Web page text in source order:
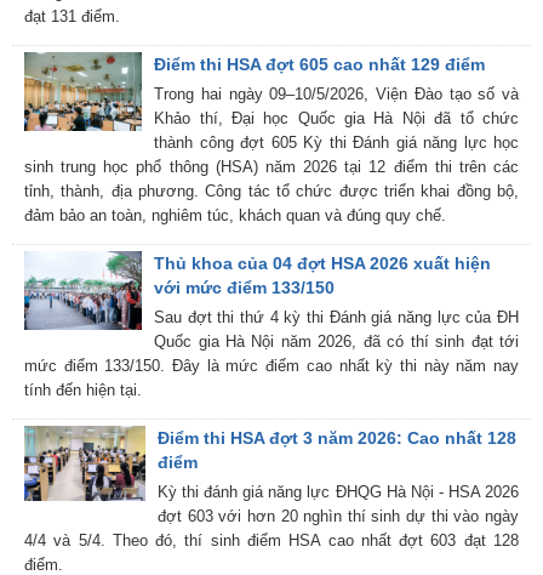
đạt 131 điểm.
Điểm thi HSA đợt 605 cao nhất 129 điểm
Trong hai ngày 09–10/5/2026, Viện Đào tạo số và
Khảo thí, Đại học Quốc gia Hà Nội đã tổ chức
thành công đợt 605 Kỳ thi Đánh giá năng lực học
sinh trung học phổ thông (HSA) năm 2026 tại 12 điểm thi trên các
tỉnh, thành, địa phương. Công tác tổ chức được triển khai đồng bộ,
đảm bảo an toàn, nghiêm túc, khách quan và đúng quy chế.
Thủ khoa của 04 đợt HSA 2026 xuất hiện
với mức điểm 133/150
Sau đợt thi thứ 4 kỳ thi Đánh giá năng lực của ĐH
Quốc gia Hà Nội năm 2026, đã có thí sinh đạt tới
mức điểm 133/150. Đây là mức điểm cao nhất kỳ thi này năm nay
tính đến hiện tại.
Điểm thi HSA đợt 3 năm 2026: Cao nhất 128
điểm
Kỳ thi đánh giá năng lực ĐHQG Hà Nội - HSA 2026
đợt 603 với hơn 20 nghìn thí sinh dự thi vào ngày
4/4 và 5/4. Theo đó, thí sinh điểm HSA cao nhất đợt 603 đạt 128
điểm.